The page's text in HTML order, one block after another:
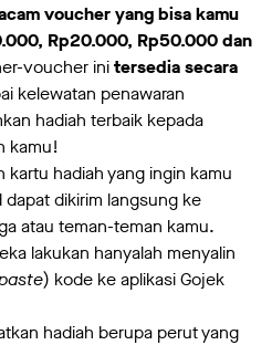
voucher yang bisa kamu
Rp20.000, Rp50.000 dan
voucher initersedia secara
kelewatan penawaran
hadiah terbaik kepada
kamu!
kartu hadiah yang ingin kamu
dikirim langsung ke
atau teman-teman kamu.
lakukan hanyalah menyalin
) kode ke aplikasi Gojek
hadiah berupa perut yang